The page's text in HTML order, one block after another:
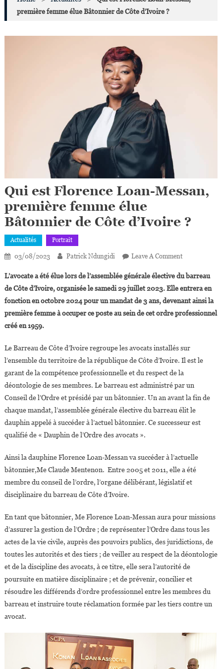
première femme élue Bâtonnier de Côte d’Ivoire ?
Qui est Florence Loan-Messan,
première femme élue
Bâtonnier de Côte d’Ivoire ?
Actualités Portrait
03/08/2023 Patrick Ndungidi Leave A CommentOn
Est
Florence
Loan-
Messan,
Élue
Bâtonnier
L’avocate a été élue lors de l’assemblée générale élective du barreau
de Côte d’Ivoire, organisée le samedi 29 juillet 2023.Elle entrera en
fonction en octobre 2024 pour un mandat de 3 ans, devenant ainsi la
première femme à occuper ce poste au sein de cet ordre professionnel
créé en 1959.
Le Barreau de Côte d’Ivoire regroupe les avocats installés sur
l’ensemble du territoire de la république de Côte d’Ivoire. Il est le
garant de la compétence professionnelle et du respect de la
déontologie de ses membres. Le barreau est administré par un
Conseil de l’Ordre et présidé par un bâtonnier. Un an avant la fin de
chaque mandat, l’assemblée générale élective du barreau élit le
dauphin appelé à succéder à l’actuel bâtonnier. Ce successeur est
qualifié de « Dauphin de l’Ordre des avocats ».
Ainsi la dauphine Florence Loan-Messan va succéder à l’actuelle
bâtonnier,Me Claude Mentenon. Entre 2005 et 2011, elle a été
membre du conseil de l’ordre, l’organe délibérant, législatif et
disciplinaire du barreau de Côte d’Ivoire.
En tant que bâtonnier, Me Florence Loan-Messan aura pour missions
d’assurer la gestion de l’Ordre ; de représenter l’Ordre dans tous les
actes de la vie civile, auprès des pouvoirs publics, des juridictions, de
toutes les autorités et des tiers ; de veiller au respect de la déontologie
et de la discipline des avocats, à ce titre, elle sera l’autorité de
poursuite en matière disciplinaire ; et de prévenir, concilier et
résoudre les différends d’ordre professionnel entre les membres du
barreau et instruire toute réclamation formée par les tiers contre un
avocat.